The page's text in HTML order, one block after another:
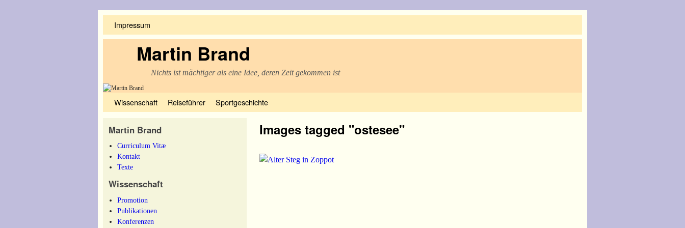
Impressum
Martin Brand
Nichts ist mächtiger als eine Idee, deren Zeit gekommen ist
Wissenschaft Reiseführer Sportgeschichte
Martin Brand
Curriculum Vitæ
Kontakt
Texte
Wissenschaft
Promotion
Publikationen
Konferenzen
Images tagged "ostesee"